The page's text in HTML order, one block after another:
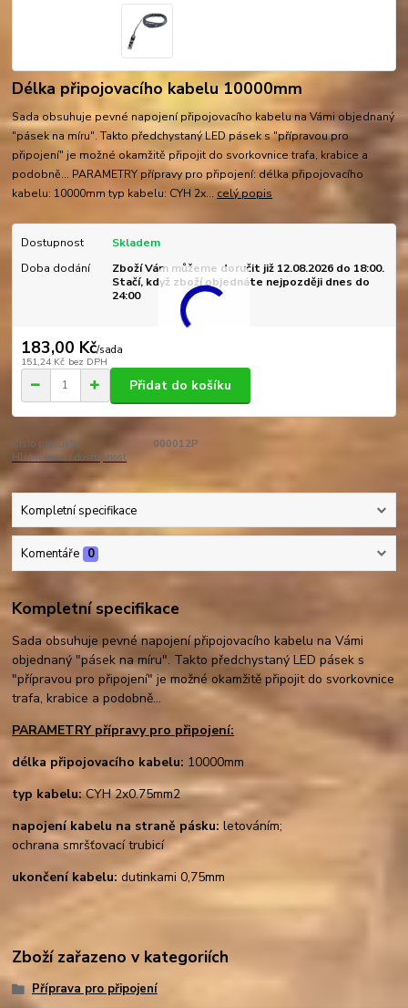
Délka připojovacího kabelu 10000mm
Sada obsuhuje pevné napojení připojovacího kabelu na Vámi objednaný
"pásek na míru". Takto předchystaný LED pásek s "přípravou pro
připojení" je možné okamžitě připojit do svorkovnice trafa, krabice a
podobně... PARAMETRY přípravy pro připojení: délka připojovacího
kabelu: 10000mm typ kabelu: CYH 2x... celý popis
Dostupnost
Skladem
Doba dodání
Zboží Vám můžeme doručit již 12.08.2026 do 18:00.
Stačí, když zboží objednáte nejpozději dnes do
24:00
183,00 Kč/sada
151,24 Kč bez DPH
Přidat do košíku
Číslo produktu:
000012P
Hlídat cenu / dostupnost
Kompletní specifikace
Komentáře 0
Kompletní specifikace
Sada obsuhuje pevné napojení připojovacího kabelu na Vámi
objednaný "pásek na míru". Takto předchystaný LED pásek s
"přípravou pro připojení" je možné okamžitě připojit do svorkovnice
trafa, krabice a podobně...
PARAMETRY přípravy pro připojení:
délka připojovacího kabelu: 10000mm
typ kabelu:CYH 2x0.75mm2
napojení kabelu na straně pásku:letováním;
ochrana smršťovací trubicí
ukončení kabelu:dutinkami 0,75mm
Zboží zařazeno v kategoriích
Příprava pro připojení